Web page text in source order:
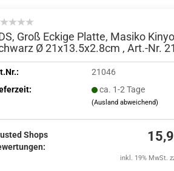
erstellen
vergessen?
Groß Eckige Platte, Masiko Kinyo
Ø 21x13.5x2.8cm , Art.-Nr.
21046
ca. 1-2 Tage
(Ausland abweichend)
Shops
inkl. 19% MwSt.